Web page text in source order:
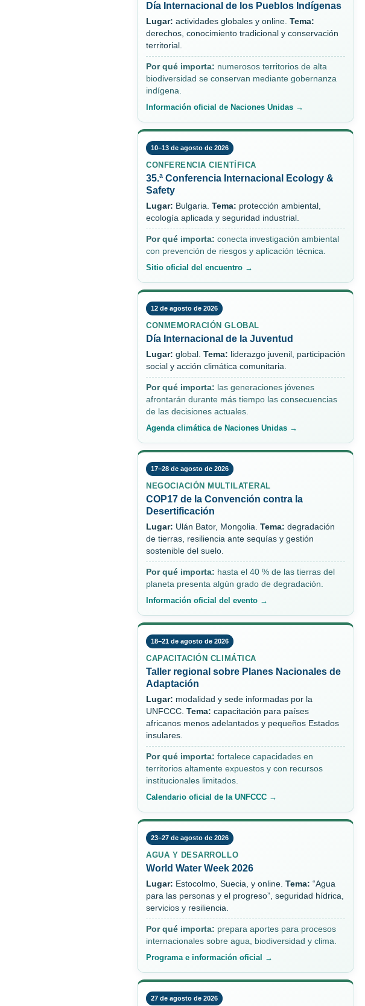
Día Internacional de los Pueblos Indígenas
Lugar: actividades globales y online. Tema:
derechos, conocimiento tradicional y conservación
territorial.
Por qué importa: numerosos territorios de alta
biodiversidad se conservan mediante gobernanza
indígena.
Información oficial de Naciones Unidas →
10–13 de agosto de 2026
CONFERENCIA CIENTÍFICA
35.ª Conferencia Internacional Ecology &
Safety
Lugar: Bulgaria. Tema: protección ambiental,
ecología aplicada y seguridad industrial.
Por qué importa: conecta investigación ambiental
con prevención de riesgos y aplicación técnica.
Sitio oficial del encuentro →
12 de agosto de 2026
CONMEMORACIÓN GLOBAL
Día Internacional de la Juventud
Lugar: global. Tema: liderazgo juvenil, participación
social y acción climática comunitaria.
Por qué importa: las generaciones jóvenes
afrontarán durante más tiempo las consecuencias
de las decisiones actuales.
Agenda climática de Naciones Unidas →
17–28 de agosto de 2026
NEGOCIACIÓN MULTILATERAL
COP17 de la Convención contra la
Desertificación
Lugar: Ulán Bator, Mongolia. Tema: degradación
de tierras, resiliencia ante sequías y gestión
sostenible del suelo.
Por qué importa: hasta el 40 % de las tierras del
planeta presenta algún grado de degradación.
Información oficial del evento →
18–21 de agosto de 2026
CAPACITACIÓN CLIMÁTICA
Taller regional sobre Planes Nacionales de
Adaptación
Lugar: modalidad y sede informadas por la
UNFCCC. Tema: capacitación para países
africanos menos adelantados y pequeños Estados
insulares.
Por qué importa: fortalece capacidades en
territorios altamente expuestos y con recursos
institucionales limitados.
Calendario oficial de la UNFCCC →
23–27 de agosto de 2026
AGUA Y DESARROLLO
World Water Week 2026
Lugar: Estocolmo, Suecia, y online. Tema: “Agua
para las personas y el progreso”, seguridad hídrica,
servicios y resiliencia.
Por qué importa: prepara aportes para procesos
internacionales sobre agua, biodiversidad y clima.
Programa e información oficial →
27 de agosto de 2026